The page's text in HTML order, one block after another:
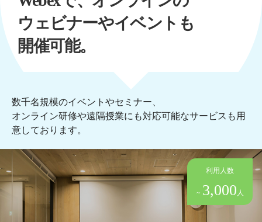
ウェビナーやイベントも
開催可能。
数千名規模のイベントやセミナー、
オンライン研修や遠隔授業にも対応可能なサービスも用
意しております。
利用人数
~ 3,000 人